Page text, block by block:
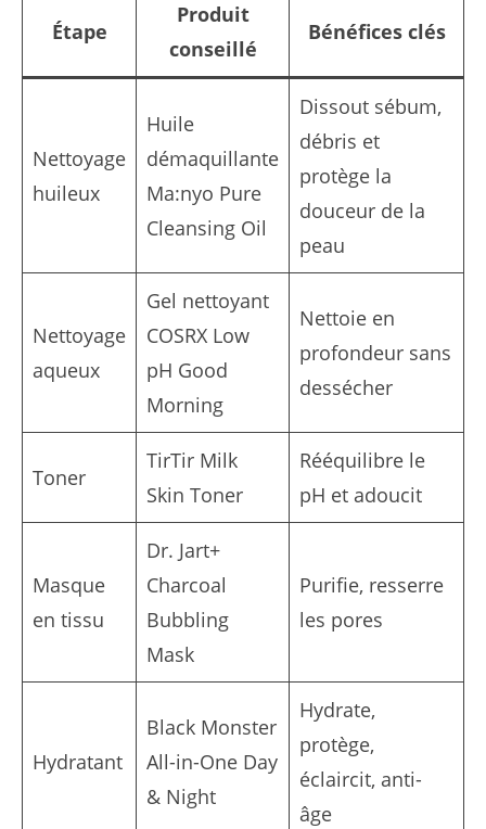
Étape
Produit
conseillé
Bénéfices clés
Nettoyage
huileux
Huile
démaquillante
Ma:nyo Pure
Cleansing Oil
Dissout sébum,
débris et
protège la
douceur de la
peau
Nettoyage
aqueux
Gel nettoyant
COSRX Low
pH Good
Morning
Nettoie en
profondeur sans
dessécher
Toner
TirTir Milk
Skin Toner
Rééquilibre le
pH et adoucit
Masque
en tissu
Dr. Jart+
Charcoal
Bubbling
Mask
Purifie, resserre
les pores
Hydratant
Black Monster
All-in-One Day
& Night
Hydrate,
protège,
éclaircit, anti-
âge